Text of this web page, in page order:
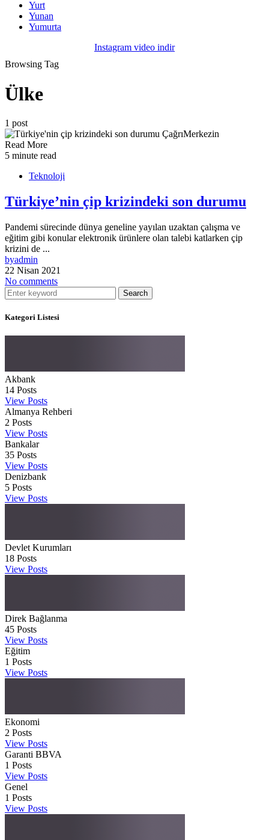
Yurt
Yunan
Yumurta
Instagram video indir
Browsing Tag
Ülke
1 post
Read More
5 minute read
Teknoloji
Türkiye’nin çip krizindeki son durumu
Pandemi sürecinde dünya geneline yayılan uzaktan çalışma ve
eğitim gibi konular elektronik ürünlere olan talebi katlarken çip
krizini de ...
byadmin
22 Nisan 2021
No comments
Search
Kategori Listesi
Akbank
14 Posts
View Posts
Almanya Rehberi
2 Posts
View Posts
Bankalar
35 Posts
View Posts
Denizbank
5 Posts
View Posts
Devlet Kurumları
18 Posts
View Posts
Direk Bağlanma
45 Posts
View Posts
Eğitim
1 Posts
View Posts
Ekonomi
2 Posts
View Posts
Garanti BBVA
1 Posts
View Posts
Genel
1 Posts
View Posts